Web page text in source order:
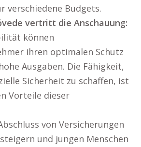
verschiedene Budgets.
vertritt die Anschauung:
können
ihren optimalen Schutz
Ausgaben. Die Fähigkeit,
Sicherheit zu schaffen, ist
Vorteile dieser
von Versicherungen
und jungen Menschen